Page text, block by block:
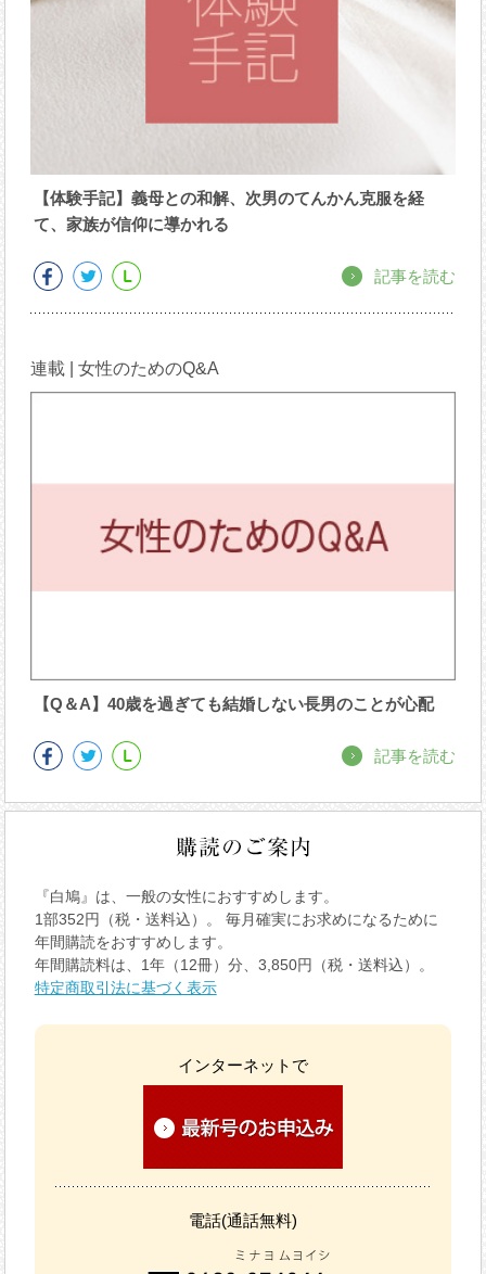
【体験手記】義母との和解、次男のてんかん克服を経
て、家族が信仰に導かれる
記事を読む
連載 | 女性のためのQ&A
【Q＆A】40歳を過ぎても結婚しない長男のことが心配
記事を読む
『白鳩』は、一般の女性におすすめします。
1部352円（税・送料込）。 毎月確実にお求めになるために
年間購読をおすすめします。
年間購読料は、1年（12冊）分、3,850円（税・送料込）。
特定商取引法に基づく表示
インターネットで
電話(通話無料)